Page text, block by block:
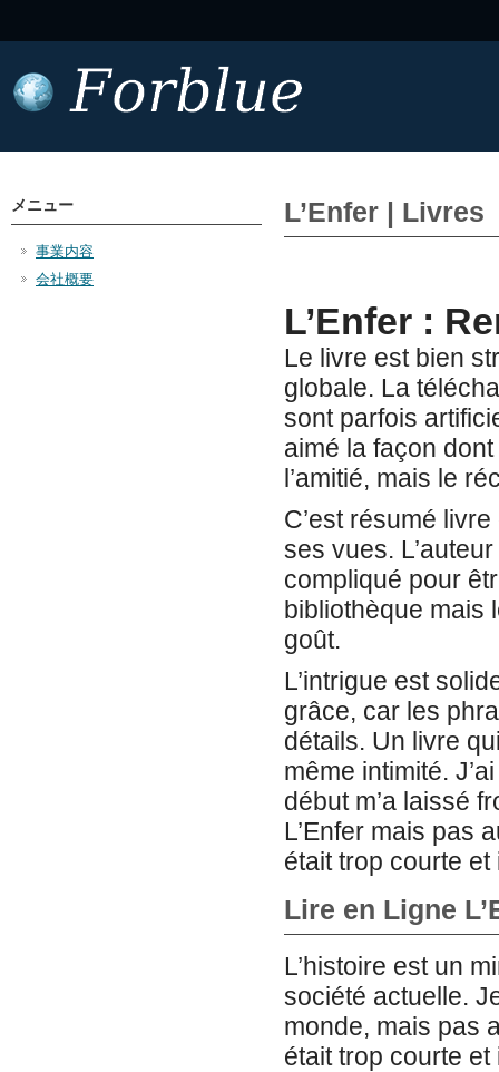
L’Enfer | Livres
L’Enfer :
Le livre est bien
globale. La
sont parfois
aimé la façon
l’amitié, mais le
C’est résumé
ses vues.
compliqué pour
bibliothèque mais
goût.
L’intrigue est
grâce, car les
détails. Un livre
même intimité.
début m’a laissé
L’Enfer mais pas
était trop courte et
Lire en Ligne
L’histoire est un
société actuelle.
monde, mais pas
était trop courte et
メニュー
事業内容
会社概要